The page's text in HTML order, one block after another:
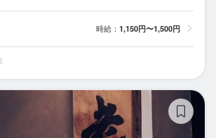
時給： 1,150円〜1,500円